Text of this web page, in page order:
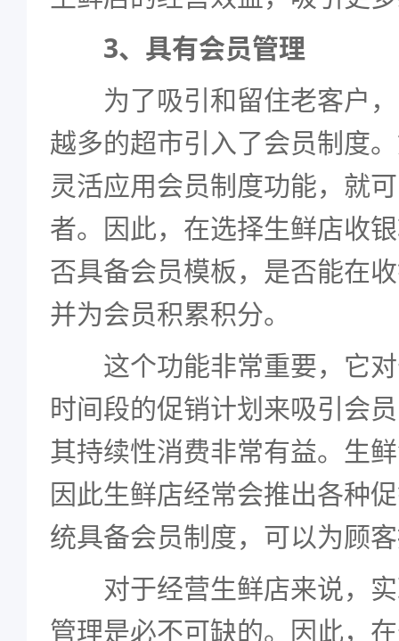
3、具有会员管理
为了吸引和留住老客户，
越多的超市引入了会员制度
灵活应用会员制度功能，就
者。因此，在选择生鲜店收
否具备会员模板，是否能在
并为会员积累积分。
这个功能非常重要，它对
时间段的促销计划来吸引会
其持续性消费非常有益。生
因此生鲜店经常会推出各种
统具备会员制度，可以为顾
对于经营生鲜店来说，实
管理是必不可缺的。因此，